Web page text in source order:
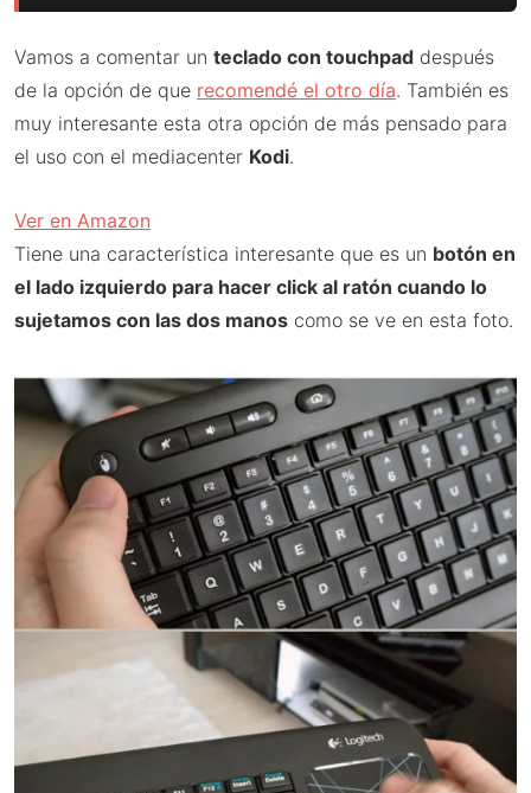
Vamos a comentar un teclado con touchpad después
de la opción de que recomendé el otro día. También es
muy interesante esta otra opción de más pensado para
el uso con el mediacenter Kodi.
Ver en Amazon
Tiene una característica interesante que es un botón en
el lado izquierdo para hacer click al ratón cuando lo
sujetamos con las dos manos como se ve en esta foto.